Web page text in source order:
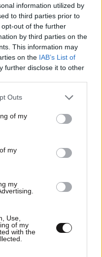
information utilized by
to third parties prior to
out of the further
by third parties on the
This information may
on the IAB’s List of
further disclose it to other
one or more Google
You may click to
its third-party tags to
in below Google
Outs
of my
my
my
Use,
of my
with the
λίγο πριν
όνειρο ζωής να